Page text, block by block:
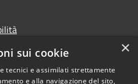
×
sui cookie
tecnici e assimilati strettamente
e alla navigazione del sito,